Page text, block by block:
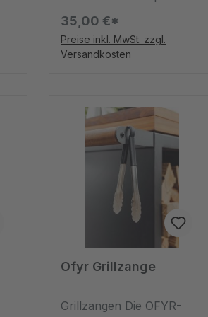
nicht nur ein rauchiges
Aroma, sondern sie
ermöglichen es
außerdem, den
Brettchen können
ebenfalls verwendet
werden, um die Wärme
der Zutaten zu erhalten,
bevor sie serviert werden.
35,00 €*
Preise inkl. MwSt. zzgl.
Versandkosten
Ofyr Grillzange
Grillzangen Die OFYR-